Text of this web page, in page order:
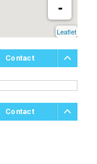
-
Leaflet
Contact
Contact